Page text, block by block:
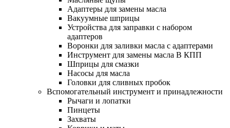
Адаптеры для замены масла
Вакуумные шприцы
Устройства для заправки с набором
адаптеров
Воронки для заливки масла с адаптерами
Инструмент для замены масла В КПП
Шприцы для смазки
Насосы для масла
Головки для сливных пробок
Вспомогательный инструмент и принадлежности
Рычаги и лопатки
Пинцеты
Захваты